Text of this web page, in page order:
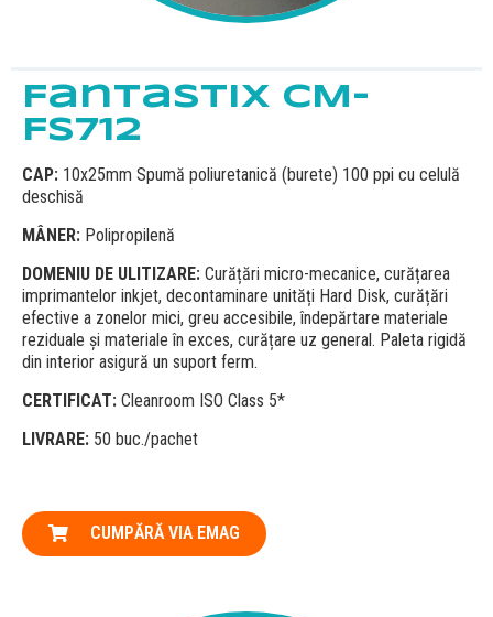
Fantastix CM-
FS712
CAP: 10x25mm Spumă poliuretanică (burete) 100 ppi cu celulă
deschisă
MÂNER: Polipropilenă
DOMENIU DE ULITIZARE: Curățări micro-mecanice, curățarea
imprimantelor inkjet, decontaminare unități Hard Disk, curățări
efective a zonelor mici, greu accesibile, îndepărtare materiale
reziduale și materiale în exces, curățare uz general. Paleta rigidă
din interior asigură un suport ferm.
CERTIFICAT: Cleanroom ISO Class 5*
LIVRARE: 50 buc./pachet
CUMPĂRĂ VIA EMAG